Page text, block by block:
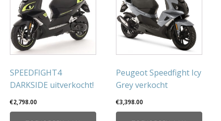
SPEEDFIGHT4
DARKSIDE uitverkocht!
€2,798.00
Peugeot Speedfight Icy
Grey verkocht
€3,398.00